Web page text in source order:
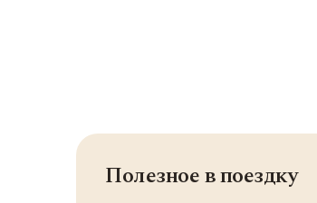
Полезное в поездку